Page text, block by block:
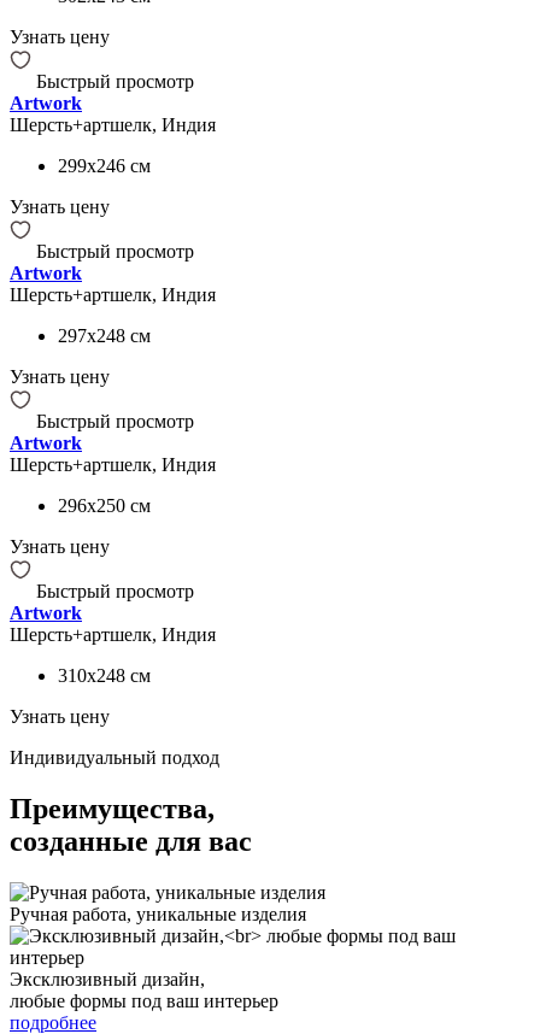
Узнать цену
Быстрый просмотр
Artwork
Шерсть+артшелк, Индия
299x246 см
Узнать цену
Быстрый просмотр
Artwork
Шерсть+артшелк, Индия
297x248 см
Узнать цену
Быстрый просмотр
Artwork
Шерсть+артшелк, Индия
296x250 см
Узнать цену
Быстрый просмотр
Artwork
Шерсть+артшелк, Индия
310x248 см
Узнать цену
Индивидуальный подход
Преимущества,
созданные для вас
Ручная работа, уникальные изделия
Эксклюзивный дизайн,
любые формы под ваш интерьер
подробнее